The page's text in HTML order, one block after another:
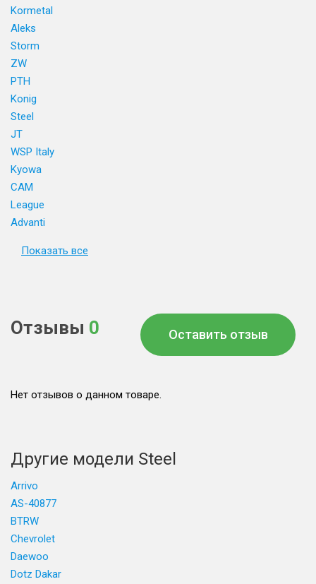
Kormetal
Aleks
Storm
ZW
PTH
Konig
Steel
JT
WSP Italy
Kyowa
CAM
League
Advanti
Показать все
Отзывы 0 Оставить отзыв
Нет отзывов о данном товаре.
Другие модели Steel
Arrivo
AS-40877
BTRW
Chevrolet
Daewoo
Dotz Dakar